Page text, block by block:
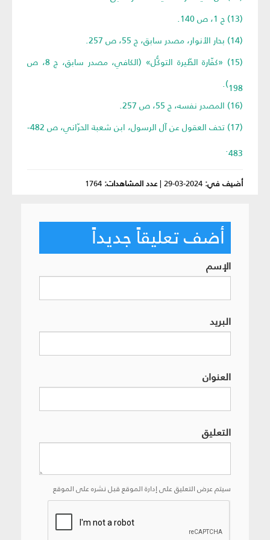
(13) ج 1، ص 140.
(14) بحار الأنوار، مصدر سابق، ج 55، ص 257.
(15) «كفّارة الطّيرة التوكُّل» (الكافي، مصدر سابق، ج 8، ص
198).
(16) المصدر نفسه، ج 55، ص 257.
(17) تحف العقول عن آل الرسول، ابن شعبة الحرّاني، ص 482-
483.
أضيف في: 2024-03-29
|عدد المشاهدات: 1764
أضف تعليقاً جديداً
الإسم
البريد
العنوان
التعليق
سيتم عرض التعليق على إدارة الموقع قبل نشره على الموقع